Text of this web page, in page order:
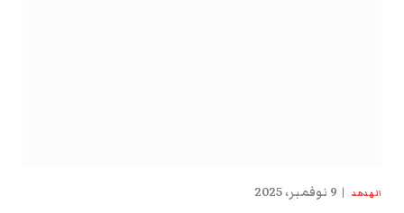
الهدهد 9 نوفمبر، 2025